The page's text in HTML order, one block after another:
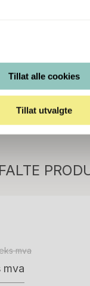
Tillat alle cookies
Tillat utvalgte
mva
mva